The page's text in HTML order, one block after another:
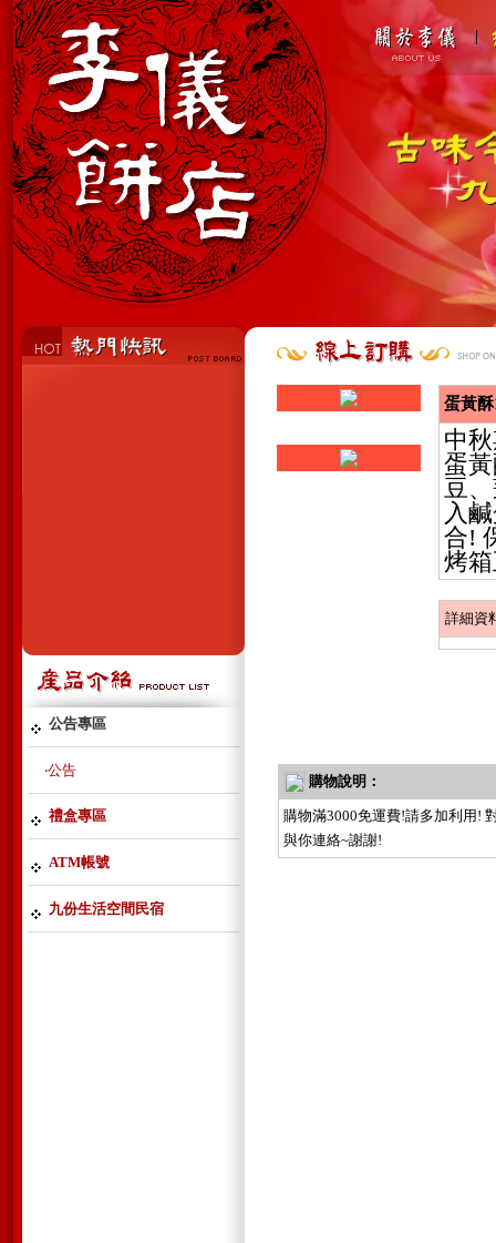
公告專區
‧公告
禮盒專區
ATM帳號
九份生活空間民宿
蛋黃
中
蛋
豆
入
合!
烤
詳細資
購物說明：
購物滿3000免運費!請多加利用!
與你連絡~謝謝!